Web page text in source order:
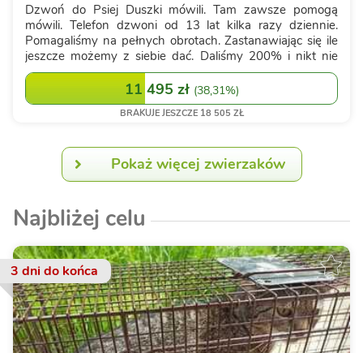
Dzwoń do Psiej Duszki mówili. Tam zawsze pomogą
mówili. Telefon dzwoni od 13 lat kilka razy dziennie.
Pomagaliśmy na pełnych obrotach. Zastanawiając się ile
jeszcze możemy z siebie dać. Daliśmy 200% i nikt nie
odmówi nam wielkości w działaniu. Ale dziś Psia Duszka
jest maleńka... znika. Jest pami...
11 495 zł (38,31%)
BRAKUJE JESZCZE 18 505 ZŁ
Pokaż więcej zwierzaków
Najbliżej celu
3 dnido końca